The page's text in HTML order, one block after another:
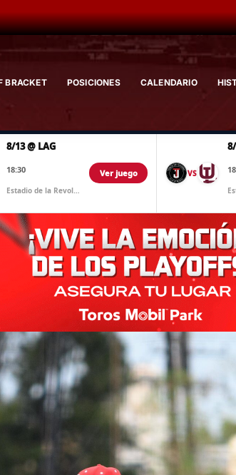
BRACKET POSICIONES CALENDARIO
8/13 @ LAG
18:30
Estadio de la Revolucion
Ver juego VS